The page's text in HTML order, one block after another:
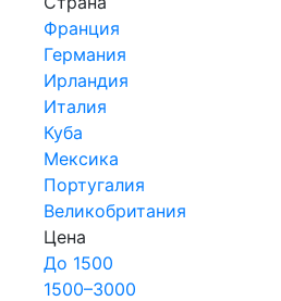
Франция
Германия
Ирландия
Италия
Куба
Мексика
Португалия
Великобритания
Цена
До 1500
1500–3000